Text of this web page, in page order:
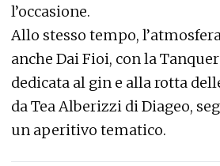
l’occasione.
Allo stesso tempo,
anche Dai Fioi, con la
dedicata al gin e alla rotta
da Tea Alberizzi di Diageo,
un aperitivo tematico.